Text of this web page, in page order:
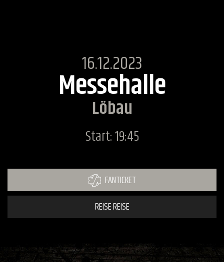
16.12.2023
Messehalle
Löbau
Start: 19:45
FANTICKET
REISE REISE